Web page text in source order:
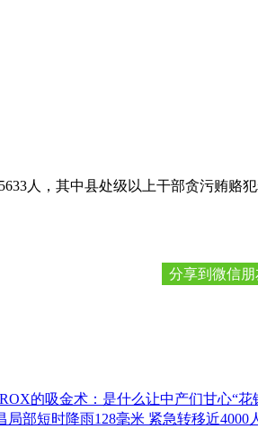
人，其中县处级以上干部贪污贿赂
分享到微信朋
的吸金术：是什么让中产们甘心“花
局部短时降雨128毫米 紧急转移近4000